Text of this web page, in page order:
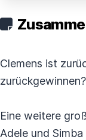
Clemens ist
zurückgewinnen?
Eine weitere
Adele und